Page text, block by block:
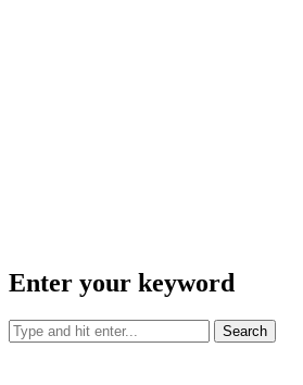
Enter your keyword
Search